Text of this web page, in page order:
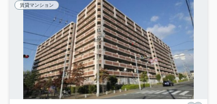
賃貸マンション